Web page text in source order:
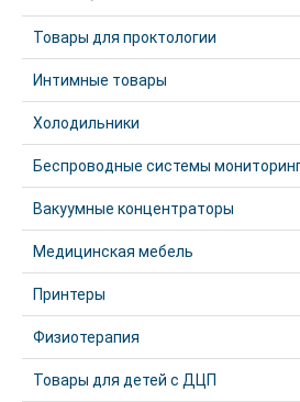
Товары для проктологии
Интимные товары
Холодильники
Беспроводные системы
Вакуумные концентраторы
Медицинская мебель
Принтеры
Физиотерапия
Товары для детей с ДЦП